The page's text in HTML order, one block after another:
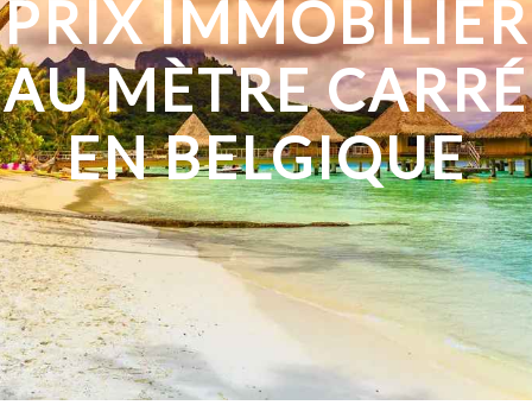
PRIX IMMOBILIER
AU MÈTRE CARRÉ
EN BELGIQUE